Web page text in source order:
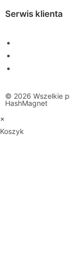
Serwis klienta
© 2026 Wszelkie
HashMagnet
×
Koszyk